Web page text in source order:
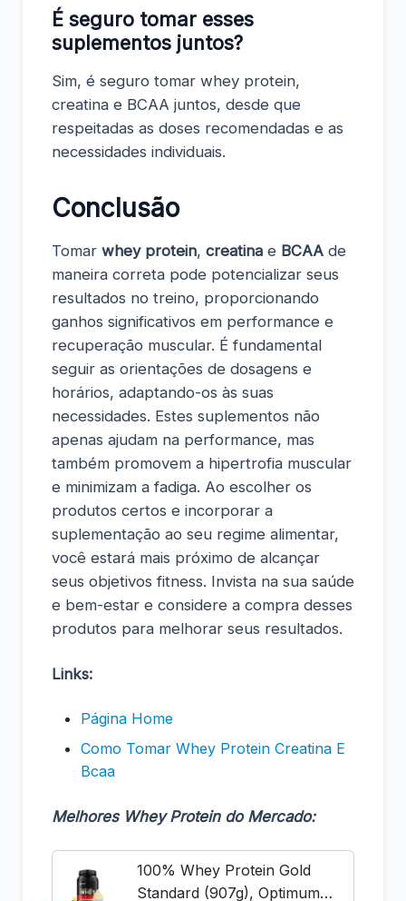
É seguro tomar esses
suplementos juntos?
Sim, é seguro tomar whey protein,
creatina e BCAA juntos, desde que
respeitadas as doses recomendadas e as
necessidades individuais.
Conclusão
Tomar whey protein, creatina e BCAA de
maneira correta pode potencializar seus
resultados no treino, proporcionando
ganhos significativos em performance e
recuperação muscular. É fundamental
seguir as orientações de dosagens e
horários, adaptando-os às suas
necessidades. Estes suplementos não
apenas ajudam na performance, mas
também promovem a hipertrofia muscular
e minimizam a fadiga. Ao escolher os
produtos certos e incorporar a
suplementação ao seu regime alimentar,
você estará mais próximo de alcançar
seus objetivos fitness. Invista na sua saúde
e bem-estar e considere a compra desses
produtos para melhorar seus resultados.
Links:
Página Home
Como Tomar Whey Protein Creatina E
Bcaa
Melhores Whey Protein do Mercado:
100% Whey Protein Gold
Standard (907g), Optimum